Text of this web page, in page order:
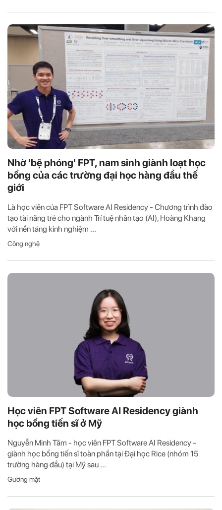
Nhờ 'bệ phóng' FPT, nam sinh giành loạt học
bổng của các trường đại học hàng đầu thế
giới
Là học viên của FPT Software AI Residency - Chương trình đào
tạo tài năng trẻ cho ngành Trí tuệ nhân tạo (AI), Hoàng Khang
với nền tảng kinh nghiệm ...
Công nghệ
Học viên FPT Software AI Residency giành
học bổng tiến sĩ ở Mỹ
Nguyễn Minh Tâm - học viên FPT Software AI Residency -
giành học bổng tiến sĩ toàn phần tại Đại học Rice (nhóm 15
trường hàng đầu) tại Mỹ sau ...
Gương mặt